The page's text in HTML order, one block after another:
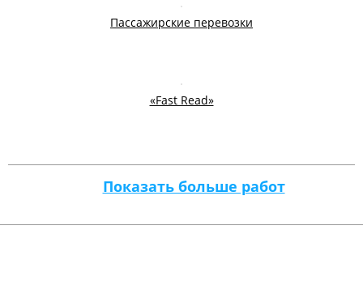
Пассажирские перевозки
«Fast Read»
Показать больше работ